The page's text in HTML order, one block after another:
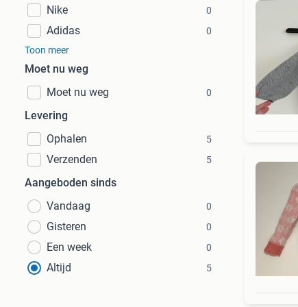
Nike 0
Adidas
0
Toon meer
Moet nu weg
Moet nu weg
0
Levering
Ophalen
5
Verzenden 5
Aangeboden sinds
Vandaag
0
Gisteren 0
Een week 0
Altijd 5